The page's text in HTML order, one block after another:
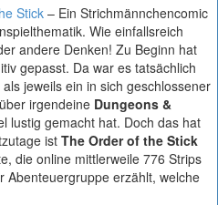
Stick – Ein Strichmännchencomic
Wie einfallsreich
andere Denken! Zu Beginn hat
gepasst. Da war es tatsächlich
jeweils ein in sich geschlossener
irgendeine Dungeons &
lustig gemacht hat. Doch das hat
istThe Order of the Stick
die online mittlerweile 776 Strips
Abenteuergruppe erzählt, welche